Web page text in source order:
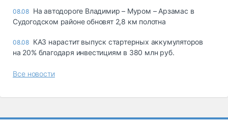
08.08 На автодороге Владимир – Муром – Арзамас в
Судогодском районе обновят 2,8 км полотна
08.08 КАЗ нарастит выпуск стартерных аккумуляторов
на 20% благодаря инвестициям в 380 млн руб.
Все новости